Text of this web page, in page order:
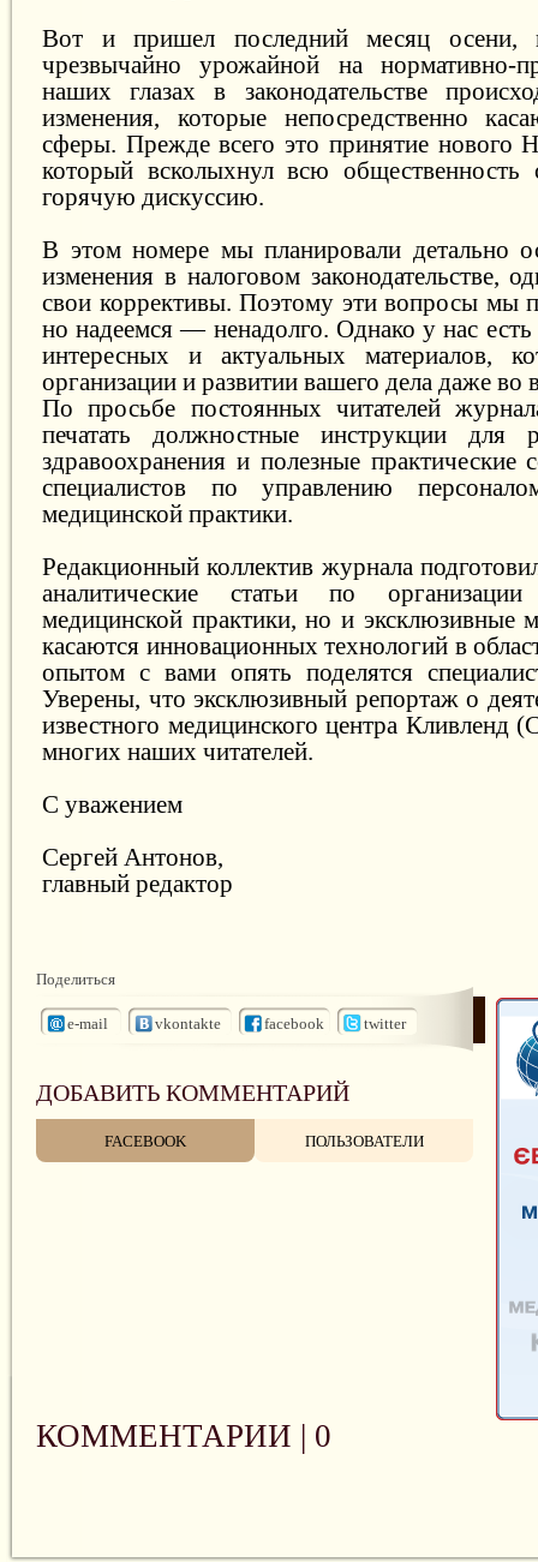
Вот и пришел последний месяц осени,
чрезвычайно урожайной на нормативно-
наших глазах в законодательстве
изменения, которые непосредственно
сферы. Прежде всего это принятие нового
который всколыхнул всю общественность
горячую дискуссию.
В этом номере мы планировали детально
изменения в налоговом законодательстве,
свои коррективы. Поэтому эти вопросы мы
но надеемся — ненадолго. Однако у нас
интересных и актуальных материалов,
организации и развитии вашего дела даже во
По просьбе постоянных читателей
печатать должностные инструкции для
здравоохранения и полезные практические
специалистов по управлению
медицинской практики.
Редакционный коллектив журнала
аналитические статьи по
медицинской практики, но и эксклюзивные
касаются инновационных технологий в
опытом с вами опять поделятся
Уверены, что эксклюзивный репортаж о
известного медицинского центра Кливленд
многих наших читателей.
С уважением
Сергей Антонов,
главный редактор
Поделиться
e-mail vkontakte facebook twitter
ДОБАВИТЬ КОММЕНТАРИЙ
FACEBOOK ПОЛЬЗОВАТЕЛИ
КОММЕНТАРИИ | 0